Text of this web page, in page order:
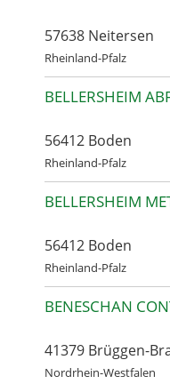
57638 Neitersen
Rheinland-Pfalz
BELLERSHEIM
56412 Boden
Rheinland-Pfalz
BELLERSHEIM
56412 Boden
Rheinland-Pfalz
BENESCHAN
41379 Brüggen-
Nordrhein-Westfalen